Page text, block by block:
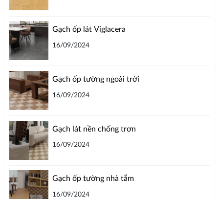
Gạch ốp lát Viglacera
16/09/2024
Gạch ốp tường ngoài trời
16/09/2024
Gạch lát nền chống trơn
16/09/2024
Gạch ốp tường nhà tắm
16/09/2024